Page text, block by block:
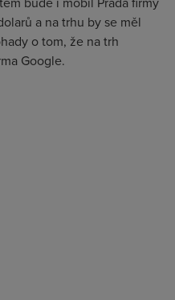
a na trhu by se měl
o tom, že na trh
Google.